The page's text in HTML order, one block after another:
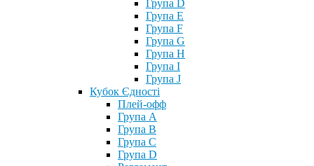
Група D
Група E
Група F
Група G
Група H
Група I
Група J
Кубок Єдності
Плей-офф
Група А
Група В
Група С
Група D